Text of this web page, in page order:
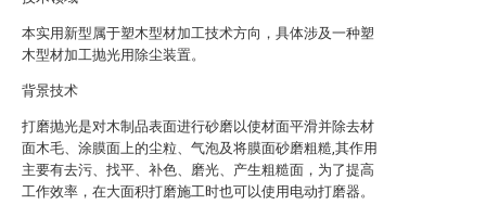
本实用新型属于塑木型材加工技术方向，具体涉及一种塑
木型材加工抛光用除尘装置。
背景技术
打磨抛光是对木制品表面进行砂磨以使材面平滑并除去材
面木毛、涂膜面上的尘粒、气泡及将膜面砂磨粗糙,其作用
主要有去污、找平、补色、磨光、产生粗糙面，为了提高
工作效率，在大面积打磨施工时也可以使用电动打磨器。